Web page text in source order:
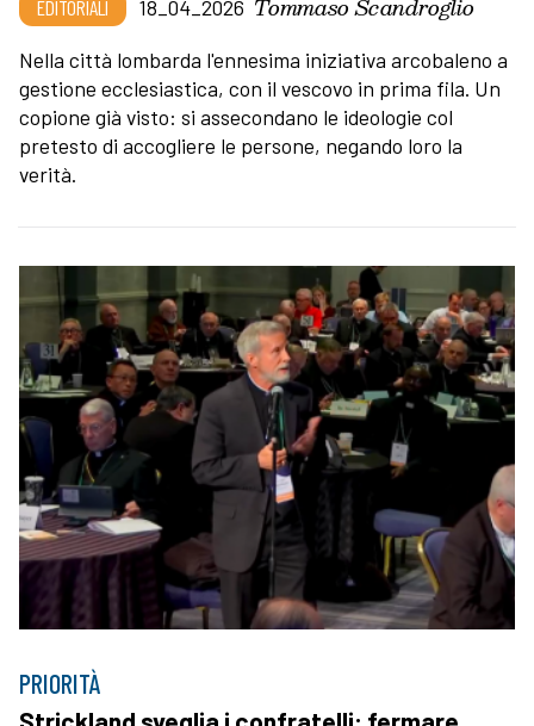
EDITORIALI 18_04_2026
Nella città lombarda l'ennesima iniziativa arcobaleno a
gestione ecclesiastica, con il vescovo in prima fila. Un
copione già visto: si assecondano le ideologie col
pretesto di accogliere le persone, negando loro la
verità.
PRIORITÀ